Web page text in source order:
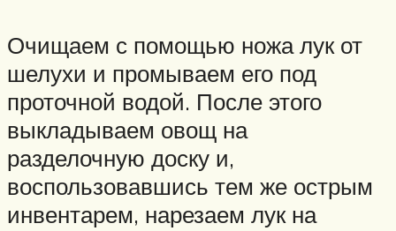
Очищаем с помощью ножа лук от
шелухи и промываем его под
проточной водой. После этого
выкладываем овощ на
разделочную доску и,
воспользовавшись тем же острым
инвентарем, нарезаем лук на